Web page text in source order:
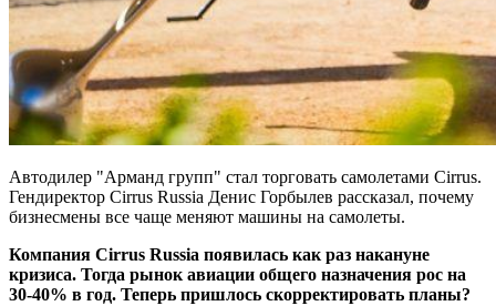
Автодилер "Арманд групп" стал торговать самолетами Cirrus.
Гендиректор Cirrus Russia Денис Горбылев рассказал, почему
бизнесмены все чаще меняют машины на самолеты.
Компания Cirrus Russia появилась как раз накануне
кризиса. Тогда рынок авиации общего назначения рос на
30-40% в год. Теперь пришлось скорректировать планы?